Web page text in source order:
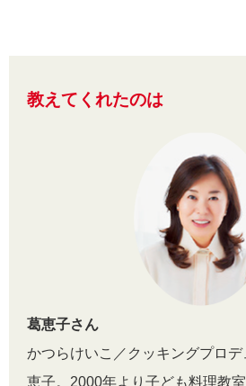
教えてくれたのは
葛恵子さん
かつらけいこ／クッキングプロ
恵子。2000年より子ども料理教